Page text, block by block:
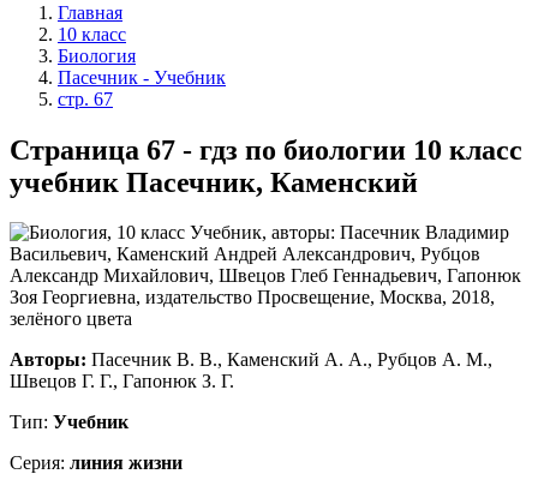
Главная
10 класс
Биология
Пасечник - Учебник
стр. 67
Страница 67 - гдз по биологии 10 класс
учебник Пасечник, Каменский
Авторы: Пасечник В. В., Каменский А. А., Рубцов А. М.,
Швецов Г. Г., Гапонюк З. Г.
Тип: Учебник
Серия: линия жизни